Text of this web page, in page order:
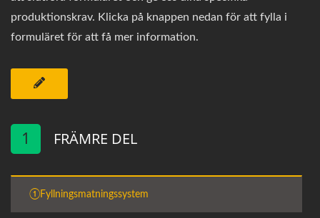
produktionskrav. Klicka på knappen nedan för att fylla i
formuläret för att få mer information.
1 FRÄMRE DEL
①Fyllningsmatningssystem